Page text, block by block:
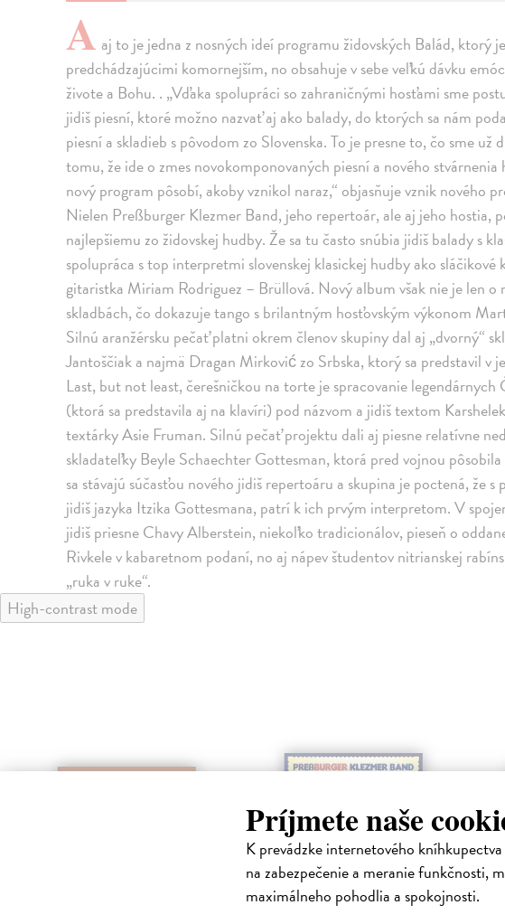
Príjmete naše
K prevádzke internetového
na zabezpečenie a meranie funkčnosti,
maximálneho pohodlia a spokojnosti.
A aj to je jedna z nosných ideí programu židovských Balád, ktorý
predchádzajúcimi komornejším, no obsahuje v sebe veľkú dávku
živote a Bohu. . „Vďaka spolupráci so zahraničnými hosťami sme
jidiš piesní, ktoré možno nazvať aj ako balady, do ktorých sa nám
piesní a skladieb s pôvodom zo Slovenska. To je presne to, čo sme
tomu, že ide o zmes novokomponovaných piesní a nového
nový program pôsobí, akoby vznikol naraz,“ objasňuje vznik nového
Nielen Preßburger Klezmer Band, jeho repertoár, ale aj jeho hostia,
najlepšiemu zo židovskej hudby. Že sa tu často snúbia jidiš balady s
spolupráca s top interpretmi slovenskej klasickej hudby ako
gitaristka Miriam Rodriguez – Brüllová. Nový album však nie je len
skladbách, čo dokazuje tango s brilantným hosťovským výkonom
Silnú aranžérsku pečať platni okrem členov skupiny dal aj „dvorný“
Jantoščiak a najmä Dragan Mirković zo Srbska, ktorý sa predstavil v
Last, but not least, čerešničkou na torte je spracovanie
(ktorá sa predstavila aj na klavíri) pod názvom a jidiš textom
textárky Asie Fruman. Silnú pečať projektu dali aj piesne relatívne
skladateľky Beyle Schaechter Gottesman, ktorá pred vojnou
sa stávajú súčasťou nového jidiš repertoáru a skupina je poctená, že
jidiš jazyka Itzika Gottesmana, patrí k ich prvým interpretom. V
jidiš priesne Chavy Alberstein, niekoľko tradicionálov, pieseň o
Rivkele v kabaretnom podaní, no aj nápev študentov nitrianskej
„ruka v ruke“.
High-contrast mode
Pressburger Special